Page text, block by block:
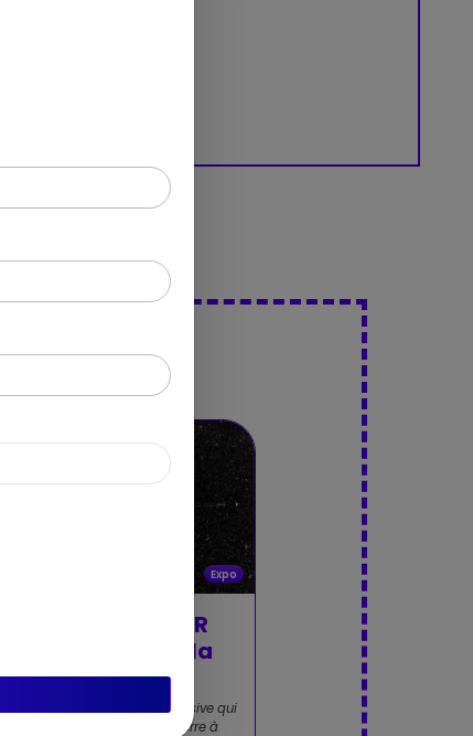
Expo
INTERSTELLAR
Réimaginer la
Terre
Une exposition immersive qui
invite à repenser la Terre à